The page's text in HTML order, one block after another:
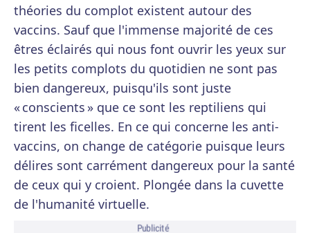
théories du complot existent autour des
vaccins. Sauf que l'immense majorité de ces
êtres éclairés qui nous font ouvrir les yeux sur
les petits complots du quotidien ne sont pas
bien dangereux, puisqu'ils sont juste
« conscients » que ce sont les reptiliens qui
tirent les ficelles. En ce qui concerne les anti-
vaccins, on change de catégorie puisque leurs
délires sont carrément dangereux pour la santé
de ceux qui y croient. Plongée dans la cuvette
de l'humanité virtuelle.
Publicité